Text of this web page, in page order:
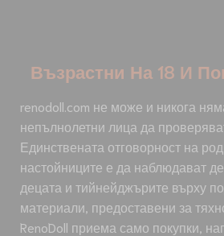
Възрастни На 18 И
renodoll.com не може и никога
непълнолетни лица да
Единствената отговорност на
настойниците е да наблюдават
децата и тийнейджърите върху
материали, предоставени за
RenoDoll приема само покупки,